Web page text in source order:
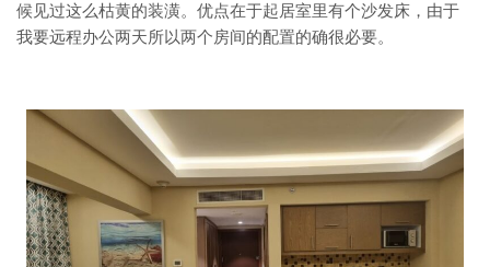
候见过这么枯黄的装潢。优点在于起居室里有个沙发床，由于
我要远程办公两天所以两个房间的配置的确很必要。